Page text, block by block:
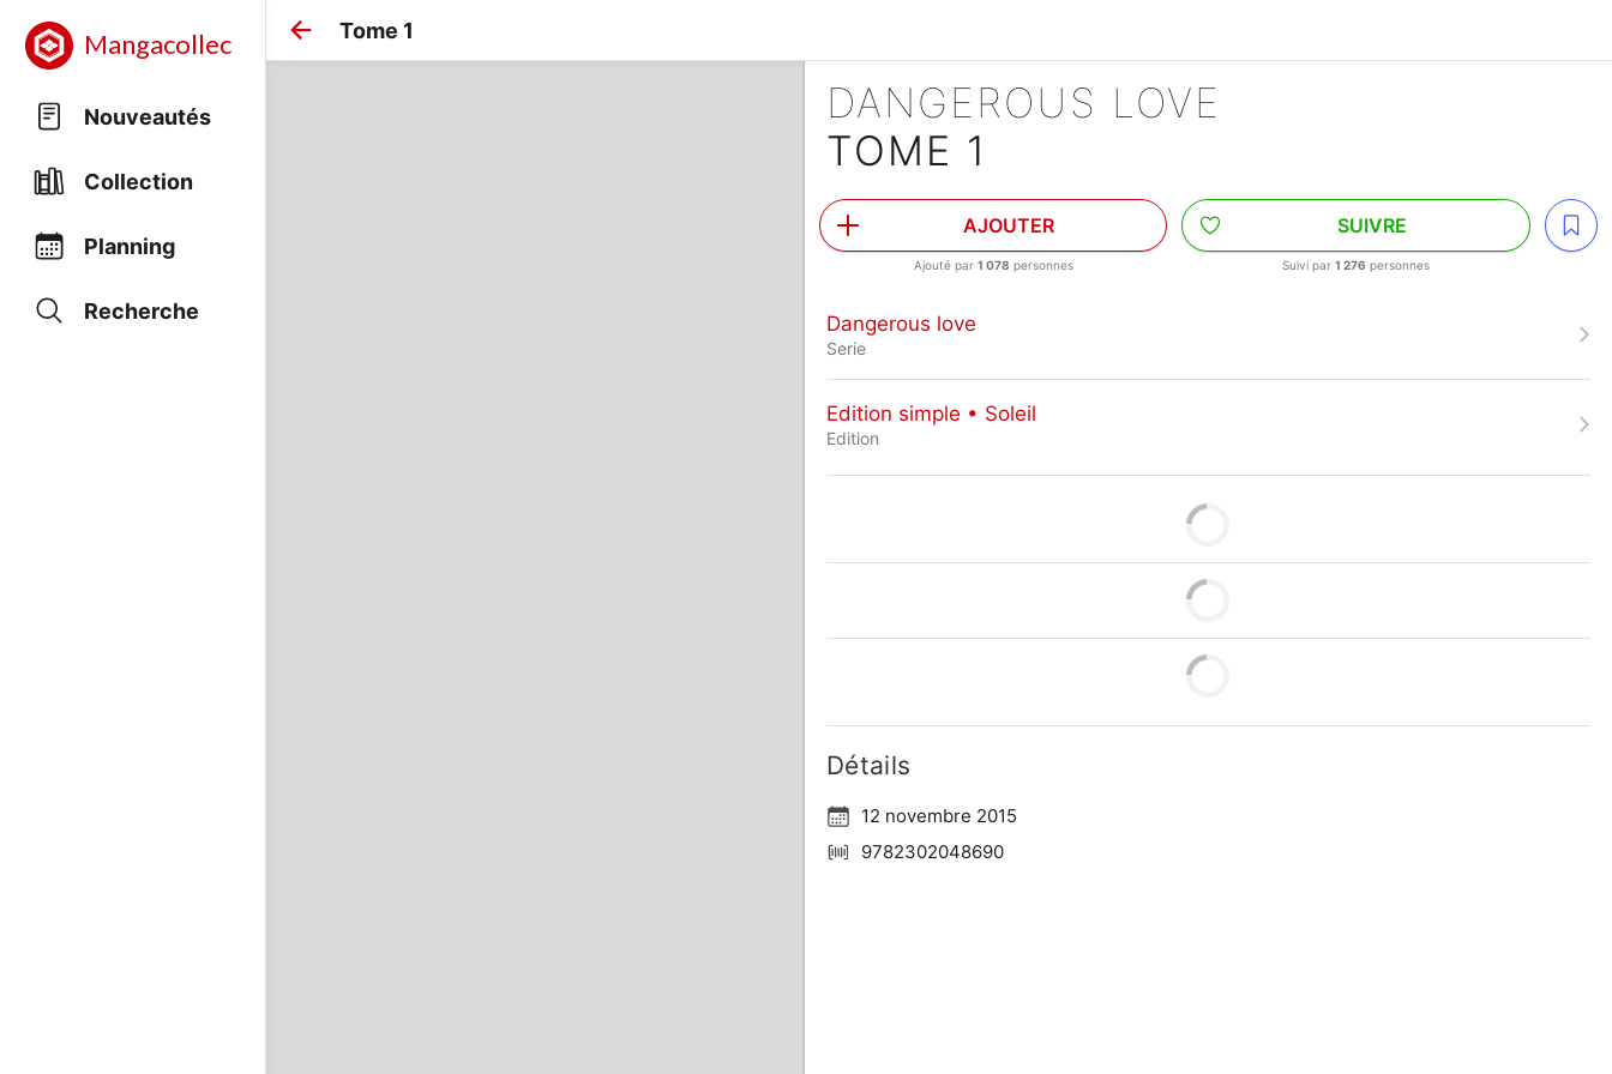
Mangacollec
Nouveautés
Collection
Planning
Recherche
Tome 1
DANGEROUS LOVE
TOME 1
AJOUTER
Ajouté par 1 078 personnes
SUIVRE
Suivi par1 276 personnes
Dangerous love
Serie
Edition simple • Soleil
Edition
Détails
12 novembre 2015
9782302048690